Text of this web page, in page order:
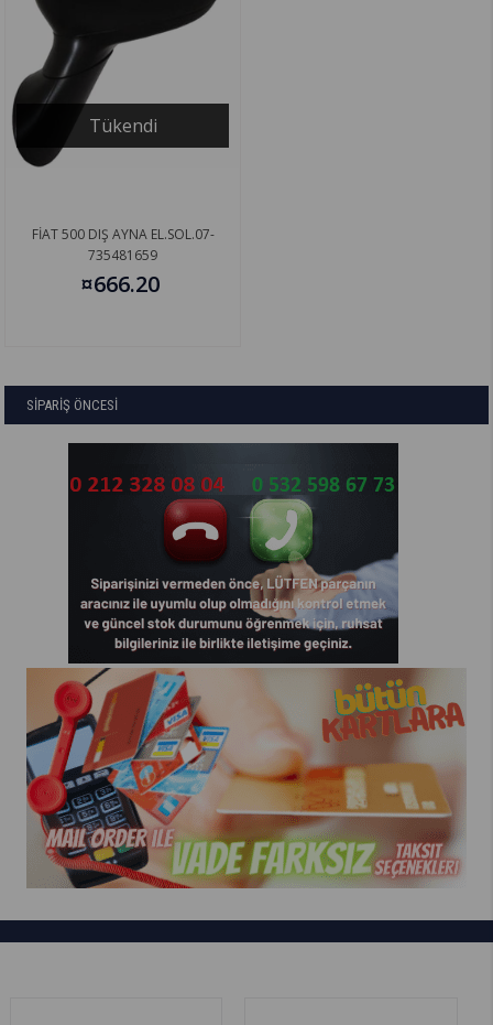
Tükendi
FİAT 500 DIŞ AYNA EL.SOL.07-
735481659
¤666.20
SİPARİŞ ÖNCESİ